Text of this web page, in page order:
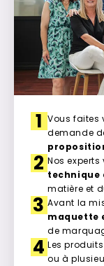
1 Vous faites
demande
2 Nos
technique
matière et
3 Avant la
maquette
de
4 Les
ou à